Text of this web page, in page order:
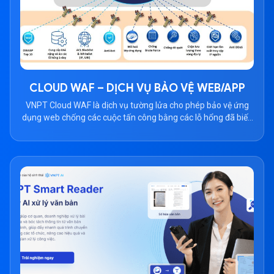
CLOUD WAF – DỊCH VỤ BẢO VỆ WEB/APP
VNPT Cloud WAF là dịch vụ tường lửa cho phép bảo vệ ứng
dụng web chống các cuộc tấn công bằng các lỗ hổng đã biết,
điểm yếu khi ứng dụng web bị tấn công, giám sát dịch vụ và
cân bằng tải. Dịch […]